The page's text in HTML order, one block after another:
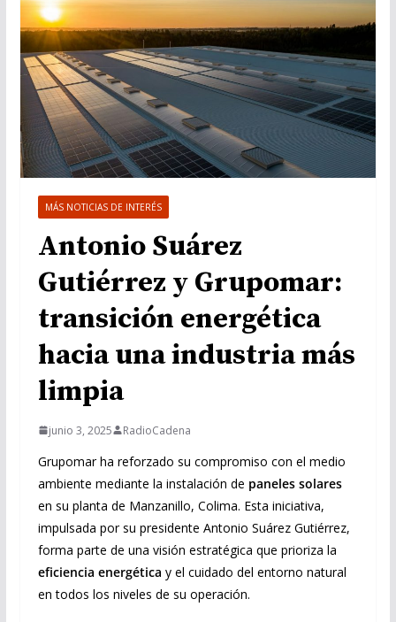
MÁS NOTICIAS DE INTERÉS
Antonio Suárez
Gutiérrez y Grupomar:
transición energética
hacia una industria más
limpia
junio 3, 2025 RadioCadena
Grupomar ha reforzado su compromiso con el medio
ambiente mediante la instalación de paneles solares
en su planta de Manzanillo, Colima. Esta iniciativa,
impulsada por su presidente Antonio Suárez Gutiérrez,
forma parte de una visión estratégica que prioriza la
eficiencia energética y el cuidado del entorno natural
en todos los niveles de su operación.